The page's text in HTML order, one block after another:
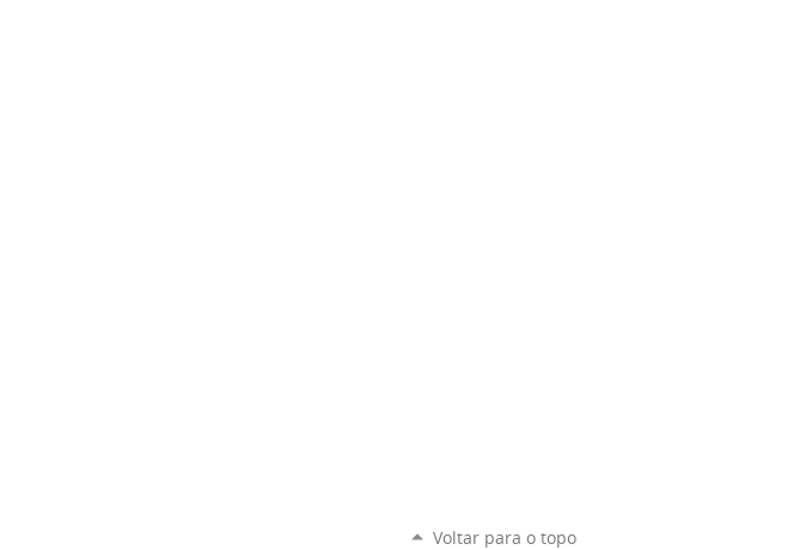
Voltar para o topo